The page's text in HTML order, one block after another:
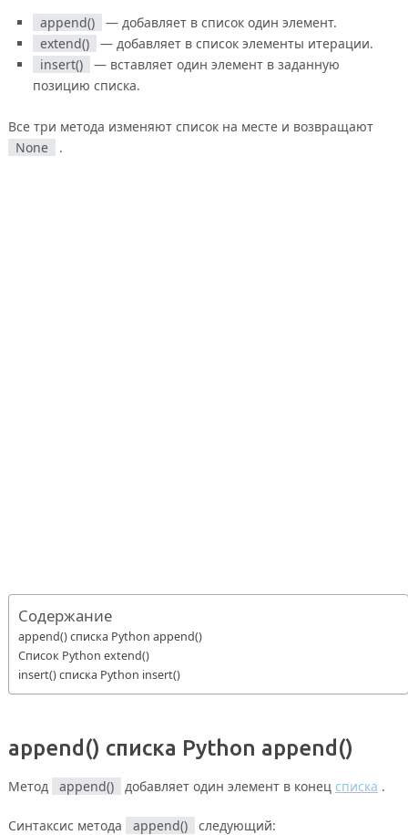
append()
— добавляет в список один элемент.
extend()
— добавляет в список элементы итерации.
insert()
— вставляет один элемент в заданную
позицию списка.
Все три метода изменяют список на месте и возвращают
None
.
Содержание
append() списка Python append()
Список Python extend()
insert() списка Python insert()
append() списка Python append()
Метод append() добавляет один элемент в конец списка .
Синтаксис метода append() следующий: